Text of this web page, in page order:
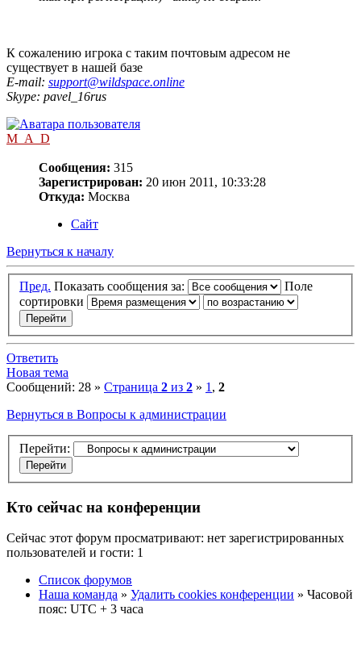
К сожалению игрока с таким почтовым адресом не
существует в нашей базе
E-mail: support@wildspace.online
Skype: pavel_16rus
M_A_D
Сообщения: 315
Зарегистрирован: 20 июн 2011, 10:33:28
Откуда: Москва
Сайт
Вернуться к началу
Пред. Показать сообщения за:
Поле
сортировки
Ответить
Новая тема
Сообщений: 28 » Страница 2 из 2 » 1 , 2
Вернуться в Вопросы к администрации
Перейти:
Кто сейчас на конференции
Сейчас этот форум просматривают: нет зарегистрированных
пользователей и гости: 1
Список форумов
Наша команда » Удалить cookies конференции » Часовой
пояс: UTC + 3 часа